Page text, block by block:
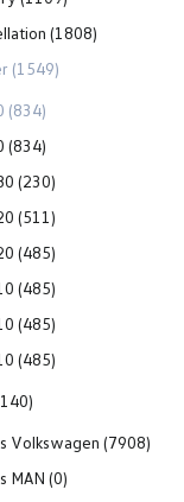
(1808)
(1549)
(834)
(834)
(230)
(511)
(485)
(485)
(485)
(485)
Volkswagen (7908)
MAN (0)